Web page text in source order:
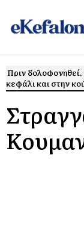
Πριν
κεφάλι και στην